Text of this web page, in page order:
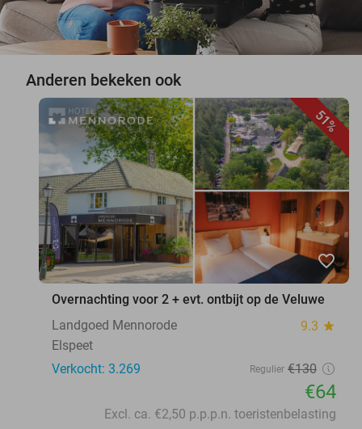
Anderen bekeken ook
51%
favorite_border
Overnachting voor 2 + evt. ontbijt op de Veluwe
Landgoed Mennorode
9.3 star
Elspeet
Verkocht: 3.269
Regulier €130
€64
Excl. ca. €2,50 p.p.p.n. toeristenbelasting